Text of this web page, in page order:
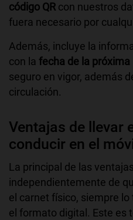
código QR con nuestros
fuera necesario por
Además, incluye la
con la fecha de la próxima
seguro en vigor, además
circulación.
Ventajas de llevar
conducir en el
La principal de las
independientemente de
el carnet físico, siempre
el formato digital. Este es